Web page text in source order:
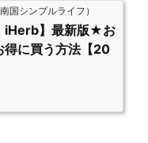
国シンプルライフ）
iHerb】最新版★お
得に買う方法【20